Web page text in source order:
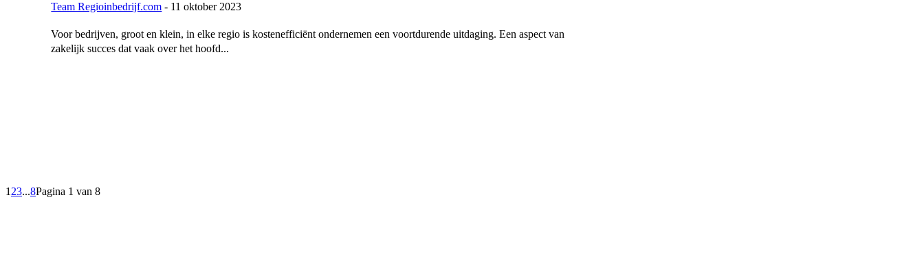
Team Regioinbedrijf.com - 11 oktober 2023
Voor bedrijven, groot en klein, in elke regio is kostenefficiënt ondernemen een voortdurende uitdaging. Een aspect van
zakelijk succes dat vaak over het hoofd...
1 23...8Pagina 1 van 8